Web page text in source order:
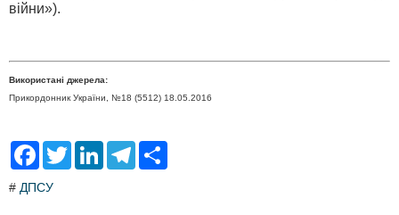
війни»).
Використані джерела:
Прикордонник України, №18 (5512) 18.05.2016
F
e
T
L
T
# ДПСУ